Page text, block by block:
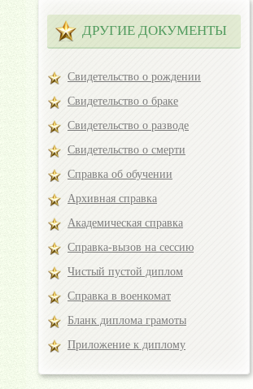
ДРУГИЕ ДОКУМЕНТЫ
Свидетельство о рождении
Свидетельство о браке
Свидетельство о разводе
Свидетельство о смерти
Справка об обучении
Архивная справка
Академическая справка
Справка-вызов на сессию
Чистый пустой диплом
Справка в военкомат
Бланк диплома грамоты
Приложение к диплому